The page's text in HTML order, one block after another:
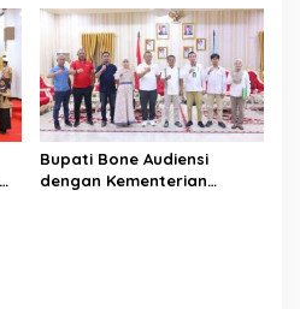
Sambut HUT ke-81 RI
Bupati Bone Audiensi
dengan Kementerian